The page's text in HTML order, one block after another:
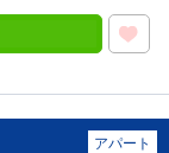
アパート